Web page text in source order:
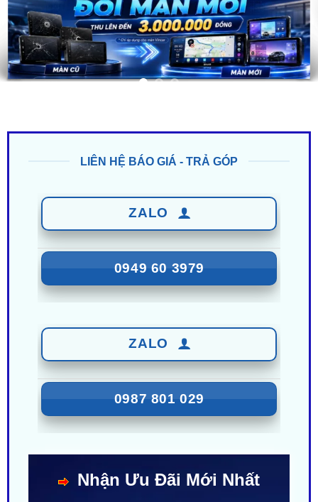
0949 60 3979
0987 801 029